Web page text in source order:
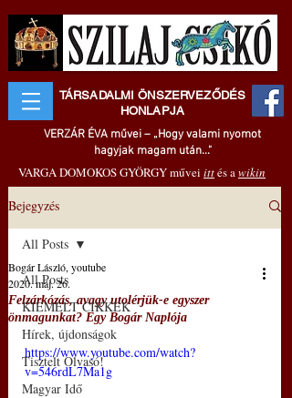
TÁRSADALMI ÖNSZERVEZŐDÉS
HONLAPJA
VERZÁR ÉVA művei – „Hogy valami nyomot
hagyjak magam után..."
VARGA DOMOKOS GYÖRGY művei ittés awikin
Bejegyzés
All Posts
KIEMELT CIKKEK
Hírek, újdonságok
Tisztelt Olvasó!
Magyar Idő
All Posts
Felzárkózás, avagy utolérjük-e egyszer
önmagunkat? Egy Bogár Naplója
Bogár László, youtube
2020. máj. 26.
https://www.youtube.com/watch?
v=546rdL7Ma1g